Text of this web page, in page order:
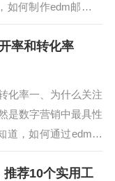
何制作edm邮件的
：内容必须精准、有
用写作技巧，帮你
率和转化率
化率一、为什么关注
是数字营销中最具性
道，如何通过edm邮
率，实现更高的RO
效邮件营销。二、
荐10个实用工